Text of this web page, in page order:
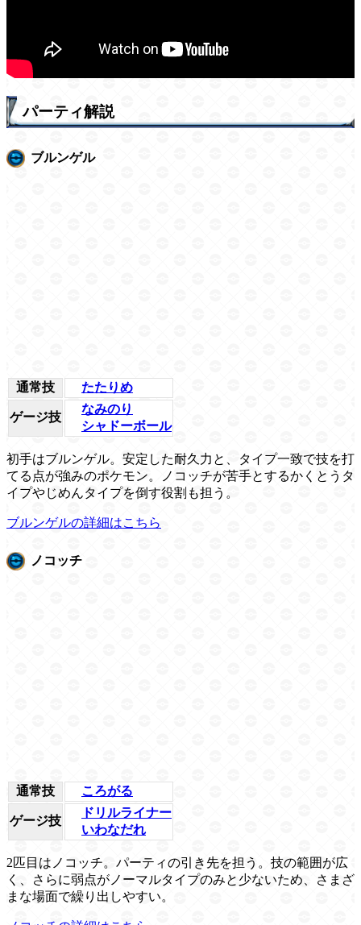
パーティ解説
ブルンゲル
通常技 たたりめ
ゲージ技
なみのり
シャドーボール
初手はブルンゲル。安定した耐久力と、タイプ一致で技を打
てる点が強みのポケモン。ノコッチが苦手とするかくとうタ
イプやじめんタイプを倒す役割も担う。
ブルンゲルの詳細はこちら
ノコッチ
通常技 ころがる
ゲージ技
ドリルライナー
いわなだれ
2匹目はノコッチ。パーティの引き先を担う。技の範囲が広
く、さらに弱点がノーマルタイプのみと少ないため、さまざ
まな場面で繰り出しやすい。